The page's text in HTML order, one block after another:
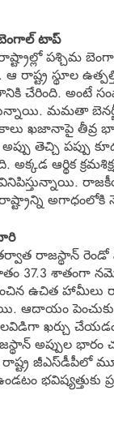
బెంగాల్ టాప్
పశ్చిమ
రాష్ట్ర స్థూల
చేరింది. అంటే
మమతా
ఖజానాపై తీవ్ర
తెచ్చి పప్పు
ఆర్థిక
వినిపిస్తున్నాయి.
రాష్ట్రాన్ని
రాజస్థాన్ రెండో
37.3 శాతంగా
ఉచిత హామీలు
ఆదాయం
ఖర్చు చేయడం
అప్పుల భారం
రాష్ట్ర జీఎస్‌డీపీలో